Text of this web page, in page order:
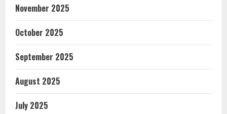
November 2025
October 2025
September 2025
August 2025
July 2025